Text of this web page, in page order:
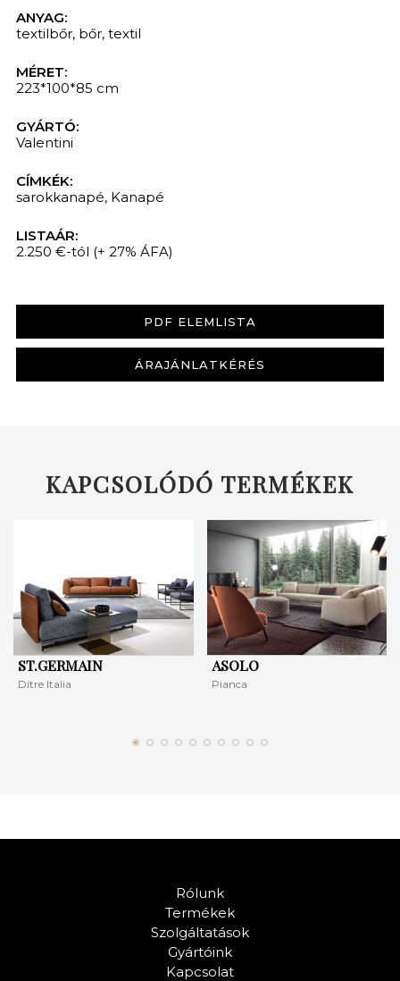
ANYAG:
textilbőr, bőr, textil
MÉRET:
223*100*85 cm
GYÁRTÓ:
Valentini
CÍMKÉK:
sarokkanapé, Kanapé
LISTAÁR:
2.250 €-tól (+ 27% ÁFA)
PDF ELEMLISTA
ÁRAJÁNLATKÉRÉS
KAPCSOLÓDÓ TERMÉKEK
ST.GERMAIN
Ditre Italia
ASOLO
Pianca
Rólunk
Termékek
Szolgáltatások
Gyártóink
Kapcsolat